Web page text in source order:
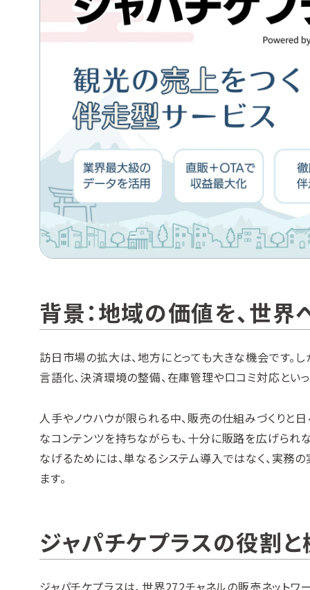
背景：地域の価値を、世界
訪日市場の拡大は、地方にとっても大きな機会です。
言語化、決済環境の整備、在庫管理や口コミ対応とい
人手やノウハウが限られる中、販売の仕組みづくりと
なコンテンツを持ちながらも、十分に販路を広げら
なげるためには、単なるシステム導入ではなく、実
ます。
ジャパチケプラスの役割
ジャパチケプラスは、世界272チャネルの販売ネット